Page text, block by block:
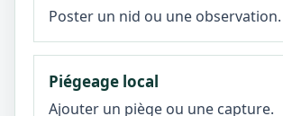
Poster un nid ou une observation.
Piégeage local
Ajouter un piège ou une capture.